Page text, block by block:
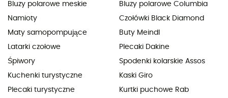
Bluzy polarowe meskie
Namioty
Maty samopompujące
Latarki czołowe
Śpiwory
Kuchenki turystyczne
Plecaki turystyczne
Bluzy polarowe Columbia
Czołówki Black Diamond
Buty Meindl
Plecaki Dakine
Spodenki kolarskie Assos
Kaski Giro
Kurtki puchowe Rab